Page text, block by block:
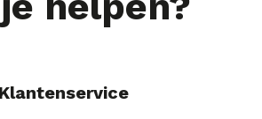
Klantenservice